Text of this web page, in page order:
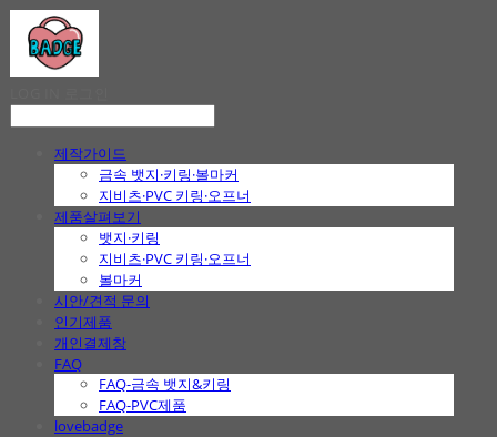
제작가이드
금속 뱃지·키링·볼마커
지비츠·PVC 키링·오프너
제품살펴보기
뱃지·키링
지비츠·PVC 키링·오프너
볼마커
시안/견적 문의
인기제품
개인결제창
FAQ
FAQ-금속 뱃지&키링
FAQ-PVC제품
lovebadge